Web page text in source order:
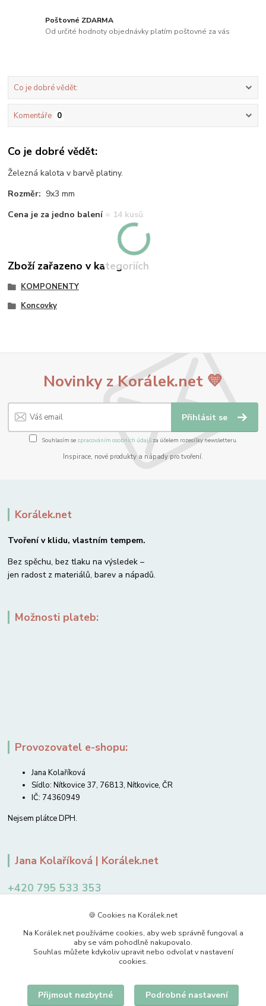
Poštovné ZDARMA
Od určité hodnoty objednávky platím poštovné za vás
Co je dobré vědět:
Komentáře 0
Co je dobré vědět:
Železná kalota v barvě platiny.
Rozměr: 9x3 mm
Cena je za jedno balení = 14 kusů.
Zboží zařazeno v kategoriích
KOMPONENTY
Koncovky
Novinky z Korálek.net 💛
Přihlásit se
Souhlasím se zpracováním osobních údajůza účelem rozesílky newsletteru.
Inspirace, nové produkty a nápady pro tvoření.
Korálek.net
Tvoření v klidu, vlastním tempem.
Bez spěchu, bez tlaku na výsledek –
jen radost z materiálů, barev a nápadů.
Možnosti plateb:
Provozovatel e-shopu:
Jana Kolaříková
Sídlo: Nítkovice 37, 76813, Nítkovice, ČR
IČ: 74360949
Nejsem plátce DPH.
Jana Kolaříková | Korálek.net
+420 795 533 353
🍪 Cookies na Korálek.net
Na Korálek.net používáme cookies, aby web správně fungoval a
aby se vám pohodlně nakupovalo.
Souhlas můžete kdykoliv upravit nebo odvolat v nastavení
cookies.
Přijmout nezbytné Podrobné nastavení